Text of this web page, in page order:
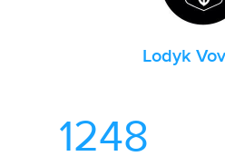
Lodyk
1248